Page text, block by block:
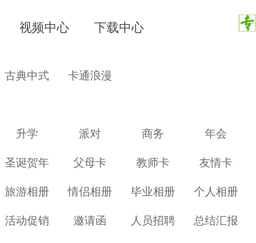
视频中心 下载中心
古典中式 卡通浪漫
升学 派对 商务 年会
圣诞贺年 父母卡 教师卡 友情卡
旅游相册 情侣相册 毕业相册 个人相册
活动促销 邀请函 人员招聘 总结汇报